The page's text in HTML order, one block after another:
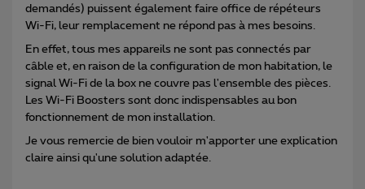
demandés) puissent également faire office de répéteurs
Wi-Fi, leur remplacement ne répond pas à mes besoins.
En effet, tous mes appareils ne sont pas connectés par
câble et, en raison de la configuration de mon habitation, le
signal Wi-Fi de la box ne couvre pas l'ensemble des pièces.
Les Wi-Fi Boosters sont donc indispensables au bon
fonctionnement de mon installation.
Je vous remercie de bien vouloir m'apporter une explication
claire ainsi qu'une solution adaptée.